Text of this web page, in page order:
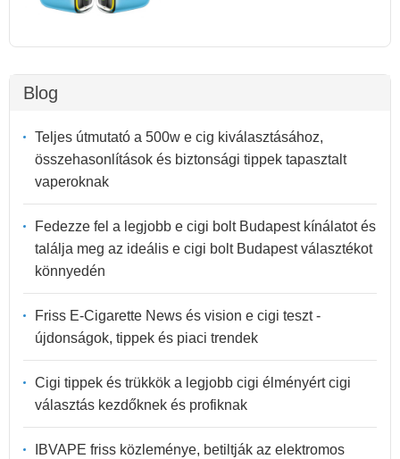
Blog
Teljes útmutató a 500w e cig kiválasztásához,
összehasonlítások és biztonsági tippek tapasztalt
vaperoknak
Fedezze fel a legjobb e cigi bolt Budapest kínálatot és
találja meg az ideális e cigi bolt Budapest választékot
könnyedén
Friss E-Cigarette News és vision e cigi teszt -
újdonságok, tippek és piaci trendek
Cigi tippek és trükkök a legjobb cigi élményért cigi
választás kezdőknek és profiknak
IBVAPE friss közleménye, betiltják az elektromos